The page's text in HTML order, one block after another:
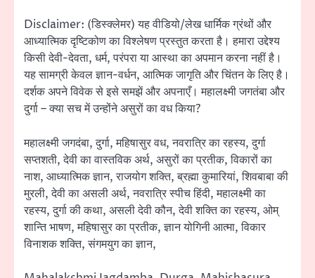
Disclaimer: (डिस्क्लेमर) यह वीडियो/लेख धार्मिक ग्रंथों और
आध्यात्मिक दृष्टिकोण का विश्लेषण प्रस्तुत करता है। हमारा उद्देश्य
किसी देवी-देवता, धर्म, परंपरा या आस्था का अपमान करना नहीं है।
यह सामग्री केवल ज्ञान-वर्धन, आत्मिक जागृति और चिंतन के लिए है।
दर्शक अपने विवेक से इसे समझें और अपनाएँ। महालक्ष्मी जगतंबा और
दुर्गा – क्या सच में उन्होंने असुरों का वध किया?
महालक्ष्मी जगदंबा, दुर्गा, महिषासुर वध, नवरात्रि का रहस्य, दुर्गा
सप्तशती, देवी का वास्तविक अर्थ, असुरों का प्रतीक, विकारों का
नाश, आध्यात्मिक ज्ञान, राजयोग शक्ति, ब्रह्मा कुमारियां, शिवबाबा की
मुरली, देवी का असली अर्थ, नवरात्रि स्पीच हिंदी, महालक्ष्मी का
रहस्य, दुर्गा की कथा, असली देवी कौन, देवी शक्ति का रहस्य, ओम्
शान्ति भाषण, महिषासुर का प्रतीक, ज्ञान योगिनी आत्मा, विकार
विनाशक शक्ति, संगमयुग का ज्ञान,